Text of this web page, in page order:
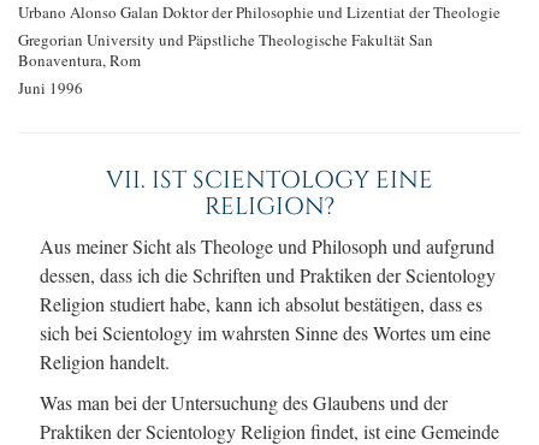
Urbano Alonso Galan Doktor der Philosophieund Lizentiat der Theologie
Gregorian University und Päpstliche Theologische Fakultät San
Bonaventura, Rom
Juni 1996
VII. IST SCIENTOLOGY EINE
RELIGION?
Aus meiner Sicht als Theologe und Philosoph und aufgrund
dessen, dass ich die Schriften und Praktiken der Scientology
Religion studiert habe, kann ich absolut bestätigen, dass es
sich bei Scientology im wahrsten Sinne des Wortes um eine
Religion handelt.
Was man bei der Untersuchung des Glaubens und der
Praktiken der Scientology Religion findet, ist eine Gemeinde